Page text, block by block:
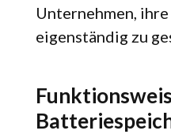
Unternehmen,
eigenständig zu